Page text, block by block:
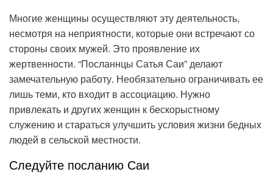
Многие женщины осуществляют эту деятельность,
несмотря на неприятности, которые они встречают со
стороны своих мужей. Это проявление их
жертвенности. “Посланнцы Сатья Саи” делают
замечательную работу. Необязательно ограничивать ее
лишь теми, кто входит в ассоциацию. Нужно
привлекать и других женщин к бескорыстному
служению и стараться улучшить условия жизни бедных
людей в сельской местности.
Следуйте посланию Саи